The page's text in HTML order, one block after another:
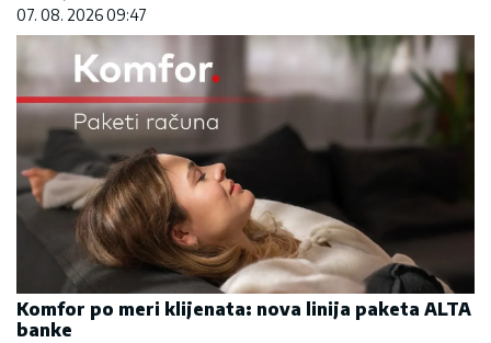
07. 08. 2026 09:47
Komfor po meri klijenata: nova linija paketa ALTA
banke